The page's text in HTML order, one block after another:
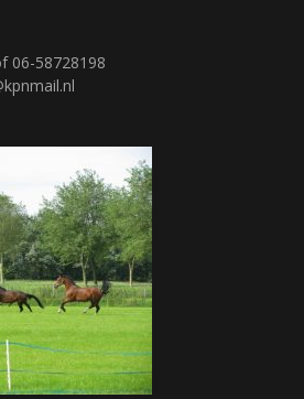
06-58728198